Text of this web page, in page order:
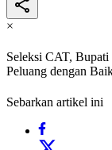
×
Seleksi CAT,
Peluang dengan
Sebarkan artikel ini